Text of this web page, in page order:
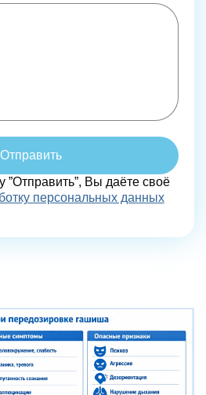
Отправить
”Отправить”, Вы даёте своё
персональных данных